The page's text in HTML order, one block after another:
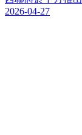
2026-04-27